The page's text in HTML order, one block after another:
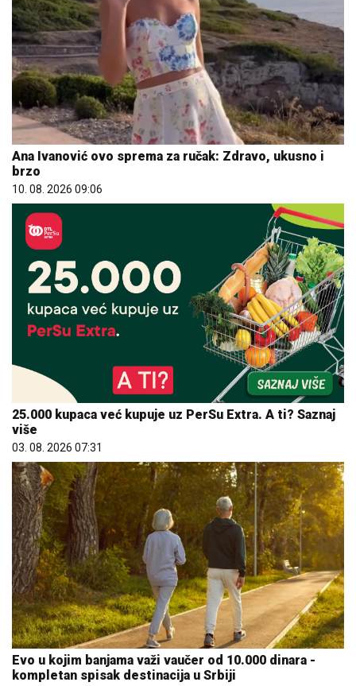
Ana Ivanović ovo sprema za ručak: Zdravo, ukusno i
brzo
10. 08. 2026 09:06
25.000 kupaca već kupuje uz PerSu Extra. A ti? Saznaj
više
03. 08. 2026 07:31
Evo u kojim banjama važi vaučer od 10.000 dinara -
kompletan spisak destinacija u Srbiji